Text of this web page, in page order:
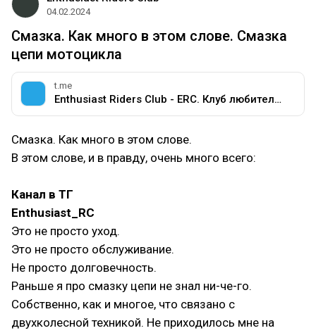
04.02.2024
Смазка. Как много в этом слове. Смазка
цепи мотоцикла
t.me
Enthusiast Riders Club - ERC. Клуб любителей мотоциклов разных марок.
Смазка. Как много в этом слове.
В этом слове, и в правду, очень много всего:
Канал в ТГ
Enthusiast_RC
Это не просто уход.
Это не просто обслуживание.
Не просто долговечность.
Раньше я про смазку цепи не знал ни-че-го.
Собственно, как и многое, что связано с
двухколесной техникой. Не приходилось мне на